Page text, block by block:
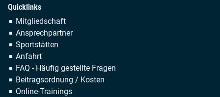
Quicklinks
Navigation
überspringen
Mitgliedschaft
Ansprechpartner
Sportstätten
Anfahrt
FAQ - Häufig gestellte Fragen
Beitragsordnung / Kosten
Online-Trainings